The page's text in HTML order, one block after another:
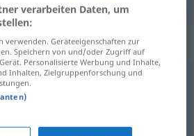
für "gebührend"
,befriedigend,hinreichend
verarbeiten Daten, um
verwenden. Geräteeigenschaften zur
Speichern von und/oder Zugriff auf
Personalisierte Werbung und Inhalte,
Inhalten, Zielgruppenforschung und